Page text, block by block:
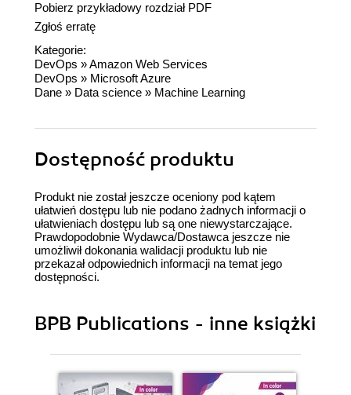
Pobierz przykładowy rozdział PDF
Zgłoś erratę
Kategorie:
DevOps »Amazon Web Services
DevOps » Microsoft Azure
Dane » Data science » Machine Learning
Dostępność produktu
Produkt nie został jeszcze oceniony pod kątem
ułatwień dostępu lub nie podano żadnych informacji o
ułatwieniach dostępu lub są one niewystarczające.
Prawdopodobnie Wydawca/Dostawca jeszcze nie
umożliwił dokonania walidacji produktu lub nie
przekazał odpowiednich informacji na temat jego
dostępności.
BPB Publications - inne książki